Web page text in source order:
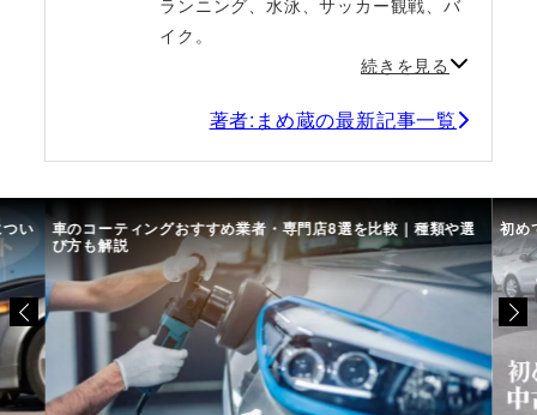
ランニング、水泳、サッカー観戦、バ
イク。
続きを見る
著者:まめ蔵の最新記事一覧
い 車のコーティングおすすめ業者・専門店8選を比較｜種類や選
び方も解説
初め